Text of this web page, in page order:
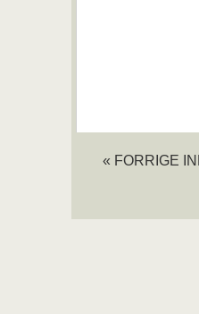
« FORRIGE